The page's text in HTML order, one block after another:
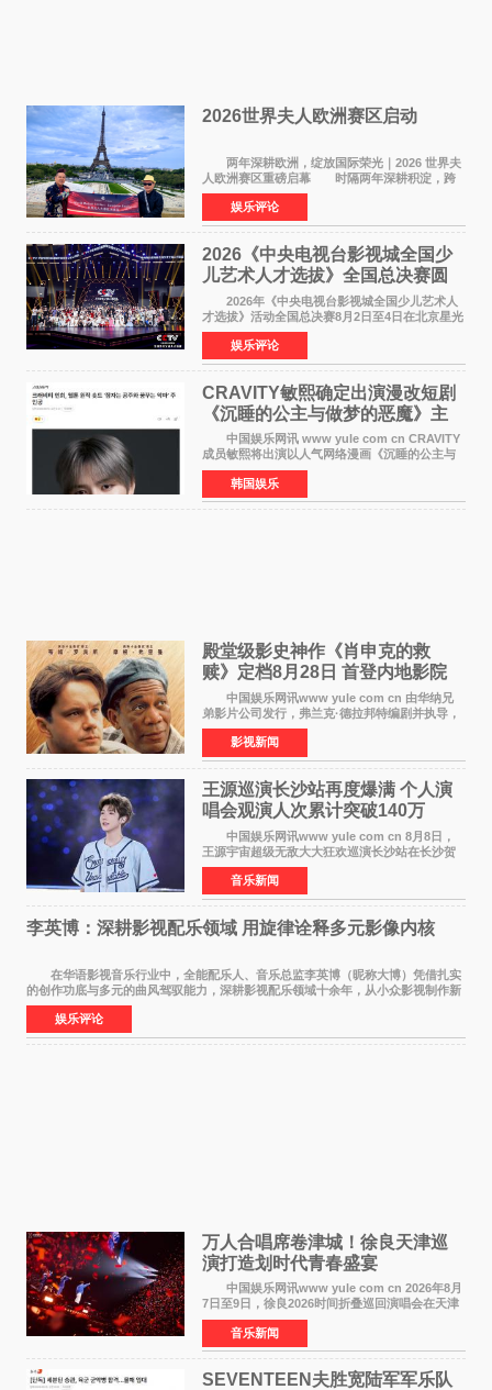
2026世界夫人欧洲赛区启动
两年深耕欧洲，绽放国际荣光｜2026 世界夫
人欧洲赛区重磅启幕 时隔两年深耕积淀，跨
越多国文化游学！伴随着国际影响力持续攀升，
2026 世界夫人欧洲赛区正式全面启动。本次赛区
落地，是世
娱乐评论
2026《中央电视台影视城全国少
儿艺术人才选拔》全国总决赛圆
满落幕
2026年《中央电视台影视城全国少儿艺术人
才选拔》活动全国总决赛8月2日至4日在北京星光
影视园成功举办！ 活动于8月2日迎来全国总
决赛的盛大开幕。一年一度的该项活动依然延续
着经典的四大板
娱乐评论
CRAVITY敏熙确定出演漫改短剧
《沉睡的公主与做梦的恶魔》主
人公
中国娱乐网讯 www yule com cn CRAVITY
成员敏熙将出演以人气网络漫画《沉睡的公主与
做梦的恶魔》为原作的短剧，担任主人公。
该短剧讲述了一直照顾陷入沉睡状态女友的吴
敏，在夜空中看
韩国娱乐
殿堂级影史神作《肖申克的救
赎》定档8月28日 首登内地影院
中国娱乐网讯www yule com cn 由华纳兄
弟影片公司发行，弗兰克·德拉邦特编剧并执导，
蒂姆·罗宾斯、摩根·弗里曼主演的影史传世经典
《肖申克的救赎》（The Shawshank
Redemption）今日发布
影视新闻
王源巡演长沙站再度爆满 个人演
唱会观演人次累计突破140万
中国娱乐网讯www yule com cn 8月8日，
王源宇宙超级无敌大大狂欢巡演长沙站在长沙贺
龙体育场唱响，这也是王源个人巡演首次登陆长
沙。十年前，王源曾在这座熟悉的城市举办16岁
生日会，从当初的
音乐新闻
李英博：深耕影视配乐领域 用旋律诠释多元影像内核
在华语影视音乐行业中，全能配乐人、音乐总监李英博（昵称大博）凭借扎实
的创作功底与多元的曲风驾驭能力，深耕影视配乐领域十余年，从小众影视制作新
人成长为横跨主旋律电影、动画番剧、网剧
娱乐评论
万人合唱席卷津城！徐良天津巡
演打造划时代青春盛宴
中国娱乐网讯www yule com cn 2026年8月
7日至9日，徐良2026时间折叠巡回演唱会在天津
连续举办三场演出。整场演出凭借扎实的音乐内
容、有温度的舞台叙事与充满巧思的现场设计，
为天津本地及专
音乐新闻
SEVENTEEN夫胜宽陆军军乐队